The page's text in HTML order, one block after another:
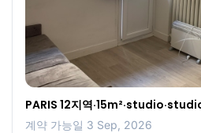
PARIS 12지역
계약 가능일 3 Sep, 2026